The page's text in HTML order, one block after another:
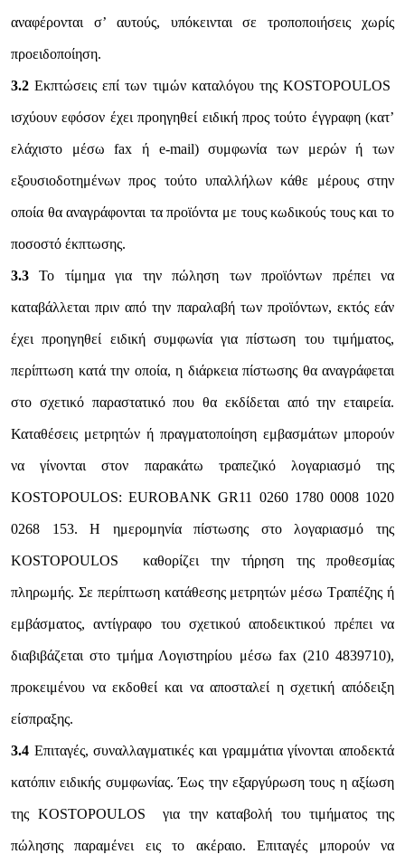
αναφέρονται σ’ αυτούς, υπόκεινται σε τροποποιήσεις χωρίς
προειδοποίηση.
3.2 Εκπτώσεις επί των τιμών καταλόγου της KOSTOPOULOS
ισχύουν εφόσον έχει προηγηθεί ειδική προς τούτο έγγραφη (κατ’
ελάχιστο μέσω fax ή e-mail) συμφωνία των μερών ή των
εξουσιοδοτημένων προς τούτο υπαλλήλων κάθε μέρους στην
οποία θα αναγράφονται τα προϊόντα με τους κωδικούς τους και το
ποσοστό έκπτωσης.
3.3 Το τίμημα για την πώληση των προϊόντων πρέπει να
καταβάλλεται πριν από την παραλαβή των προϊόντων, εκτός εάν
έχει προηγηθεί ειδική συμφωνία για πίστωση του τιμήματος,
περίπτωση κατά την οποία, η διάρκεια πίστωσης θα αναγράφεται
στο σχετικό παραστατικό που θα εκδίδεται από την εταιρεία.
Καταθέσεις μετρητών ή πραγματοποίηση εμβασμάτων μπορούν
να γίνονται στον παρακάτω τραπεζικό λογαριασμό της
KOSTOPOULOS: EUROBANK GR11 0260 1780 0008 1020
0268 153. Η ημερομηνία πίστωσης στο λογαριασμό της
KOSTOPOULOS καθορίζει την τήρηση της προθεσμίας
πληρωμής. Σε περίπτωση κατάθεσης μετρητών μέσω Τραπέζης ή
εμβάσματος, αντίγραφο του σχετικού αποδεικτικού πρέπει να
διαβιβάζεται στο τμήμα Λογιστηρίου μέσω fax (210 4839710),
προκειμένου να εκδοθεί και να αποσταλεί η σχετική απόδειξη
είσπραξης.
3.4 Επιταγές, συναλλαγματικές και γραμμάτια γίνονται αποδεκτά
κατόπιν ειδικής συμφωνίας. Έως την εξαργύρωση τους η αξίωση
της KOSTOPOULOS για την καταβολή του τιμήματος της
πώλησης παραμένει εις το ακέραιο. Επιταγές μπορούν να